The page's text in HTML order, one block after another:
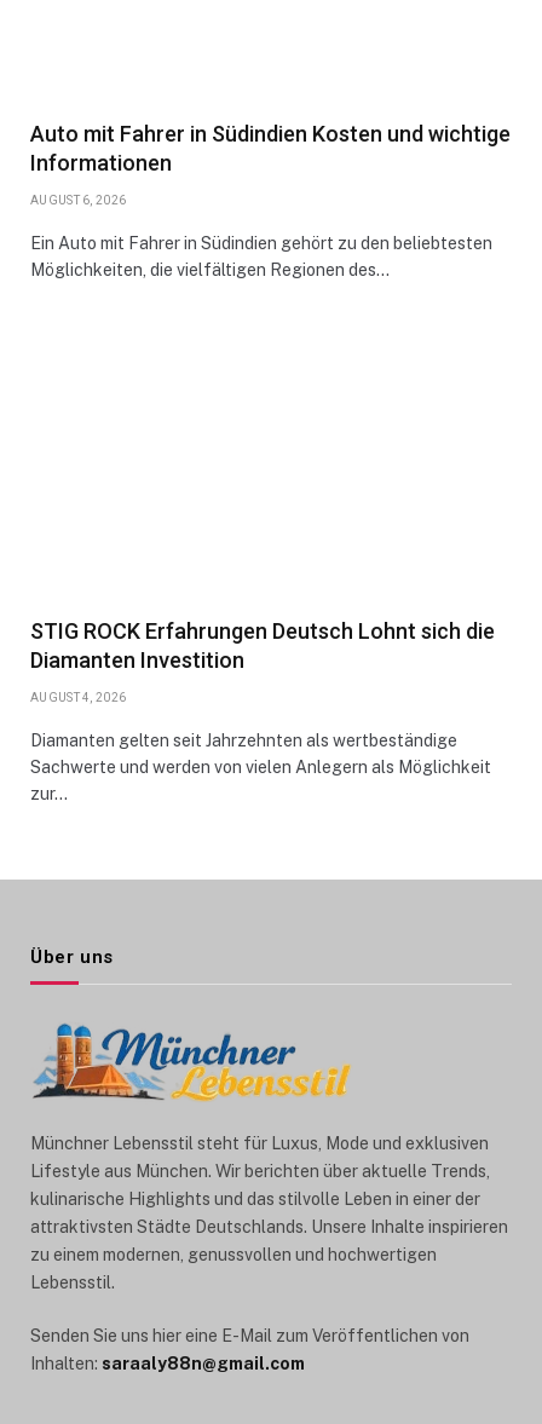
Auto mit Fahrer in Südindien Kosten und wichtige
Informationen
AUGUST 6, 2026
Ein Auto mit Fahrer in Südindien gehört zu den beliebtesten
Möglichkeiten, die vielfältigen Regionen des…
STIG ROCK Erfahrungen Deutsch Lohnt sich die
Diamanten Investition
AUGUST 4, 2026
Diamanten gelten seit Jahrzehnten als wertbeständige
Sachwerte und werden von vielen Anlegern als Möglichkeit
zur…
Über uns
Münchner Lebensstil steht für Luxus, Mode und exklusiven
Lifestyle aus München. Wir berichten über aktuelle Trends,
kulinarische Highlights und das stilvolle Leben in einer der
attraktivsten Städte Deutschlands. Unsere Inhalte inspirieren
zu einem modernen, genussvollen und hochwertigen
Lebensstil.
Senden Sie uns hier eine E-Mail zum Veröffentlichen von
Inhalten: saraaly88n@gmail.com